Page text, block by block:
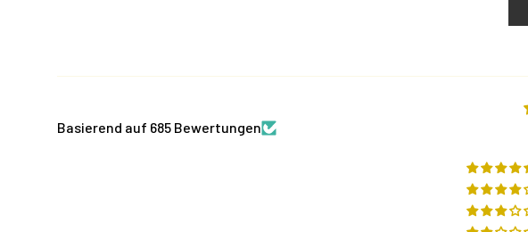
Basierend auf 685 Bewertungen